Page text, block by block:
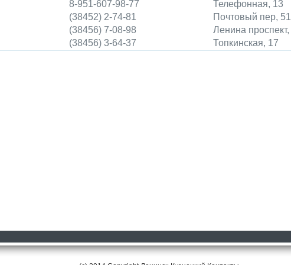
8-951-607-98-77
Телефонная, 13
(38452) 2-74-81
Почтовый пер, 51
(38456) 7-08-98
Ленина
(38456) 3-64-37 Топкинская, 17